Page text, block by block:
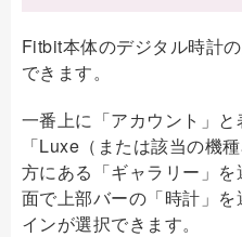
Fitbit本体のデジタル時計
できます。
一番上に「アカウント」
「Luxe（または該当の機
方にある「ギャラリー」
面で上部バーの「時計」
インが選択できます。